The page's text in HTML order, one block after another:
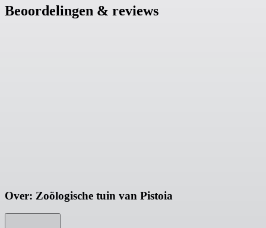
Beoordelingen & reviews
Over: Zoölogische tuin van Pistoia